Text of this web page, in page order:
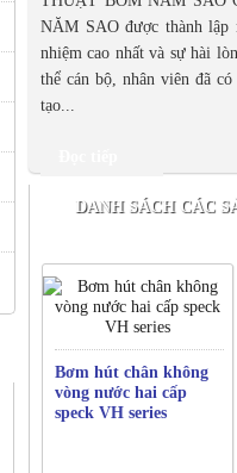
NĂM SAO được thành lập
nhiệm cao nhất và sự hài
thể cán bộ, nhân viên đã
tạo...
DANH SÁCH CÁC
Bơm hút chân không
vòng nước hai cấp
speck VH series